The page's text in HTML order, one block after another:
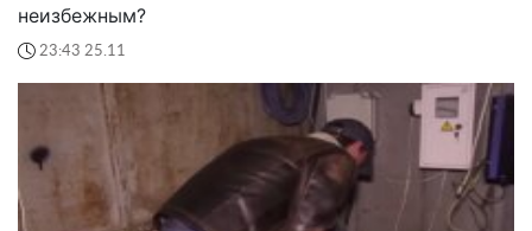
неизбежным?
23:43 25.11